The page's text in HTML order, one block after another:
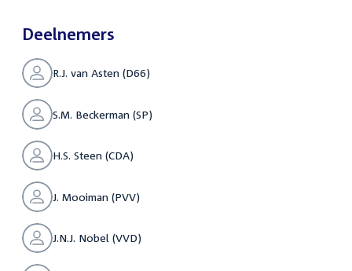
Deelnemers
R.J. van Asten (D66)
S.M. Beckerman (SP)
H.S. Steen (CDA)
J. Mooiman (PVV)
J.N.J. Nobel (VVD)